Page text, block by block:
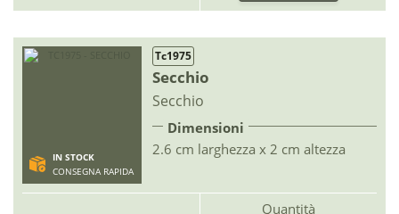
IN STOCK
CONSEGNA RAPIDA
Tc1975
Secchio
Secchio
Dimensioni
2.6 cm larghezza x 2 cm altezza
Quantità